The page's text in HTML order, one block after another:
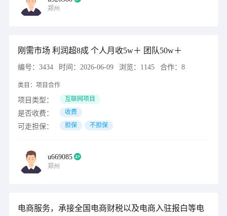
郑州
刚需市场 利润超8成 个人月收5w＋ 团队50w＋
编号： 3434 时间： 2026-06-09 浏览： 1145 合作： 8
类目： 项目合作
项目类型： 互联网项目
是否收费： 收费
可走担保： 担保 不担保
u669085
郑州
电商服务，承接全国电商财税以及电商入驻报白等电